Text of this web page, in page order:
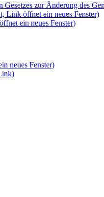
zur Änderung des
Link öffnet ein neues Fenster)
ein neues Fenster)
neues Fenster)